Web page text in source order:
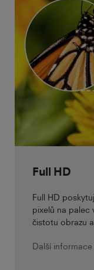
Full HD
Full HD
pixelů na palec
čistotu obrazu
Další informace